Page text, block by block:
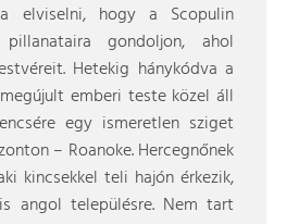
elviselni, hogy a Scopulin
gondoljon, ahol
Hetekig hánykódva a
emberi teste közel áll
egy ismeretlen sziget
– Roanoke. Hercegnőnek
kincsekkel teli hajón érkezik,
angol településre. Nem tart